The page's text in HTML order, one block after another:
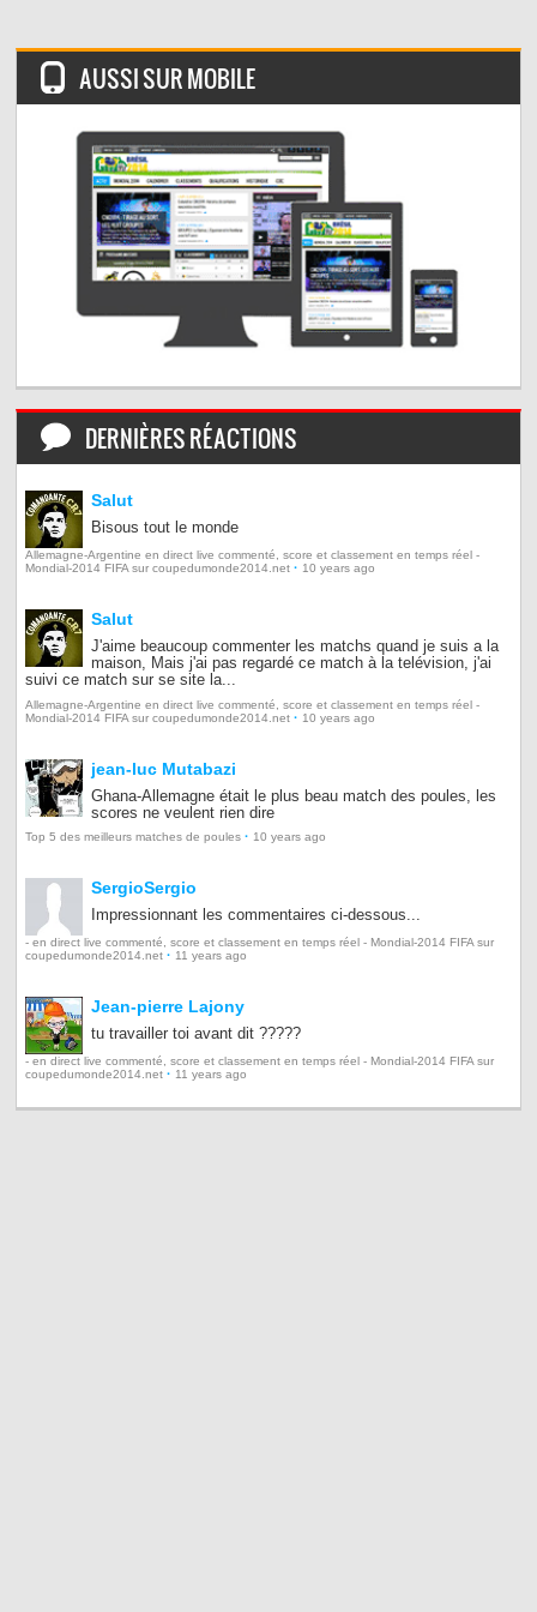
AUSSI SUR MOBILE
DERNIÈRES RÉACTIONS
Salut
Bisous tout le monde
Allemagne-Argentine en direct live commenté, score et classement en temps réel -
Mondial-2014 FIFA sur coupedumonde2014.net · 10 years ago
Salut
J'aime beaucoup commenter les matchs quand je suis a la
maison, Mais j'ai pas regardé ce match à la telévision, j'ai
suivi ce match sur se site la...
Allemagne-Argentine en direct live commenté, score et classement en temps réel -
Mondial-2014 FIFA sur coupedumonde2014.net · 10 years ago
jean-luc Mutabazi
Ghana-Allemagne était le plus beau match des poules, les
scores ne veulent rien dire
Top 5 des meilleurs matches de poules · 10 years ago
SergioSergio
Impressionnant les commentaires ci-dessous...
- en direct live commenté, score et classement en temps réel - Mondial-2014 FIFA sur
coupedumonde2014.net · 11 years ago
Jean-pierre Lajony
tu travailler toi avant dit ?????
- en direct live commenté, score et classement en temps réel - Mondial-2014 FIFA sur
coupedumonde2014.net · 11 years ago